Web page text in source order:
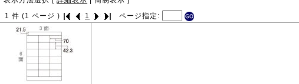
1 件 (1 ページ ) 1 ページ指定: